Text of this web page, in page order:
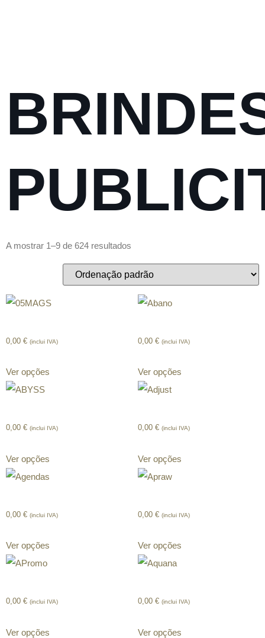
A mostrar 1–9 de 624 resultados
0,00 € (inclui IVA)
Ver opções
0,00 € (inclui IVA)
Ver opções
0,00 € (inclui IVA)
Ver opções
0,00 € (inclui IVA)
Ver opções
0,00 € (inclui IVA)
Ver opções
0,00 € (inclui IVA)
Ver opções
0,00 € (inclui IVA)
Ver opções
0,00 € (inclui IVA)
Ver opções